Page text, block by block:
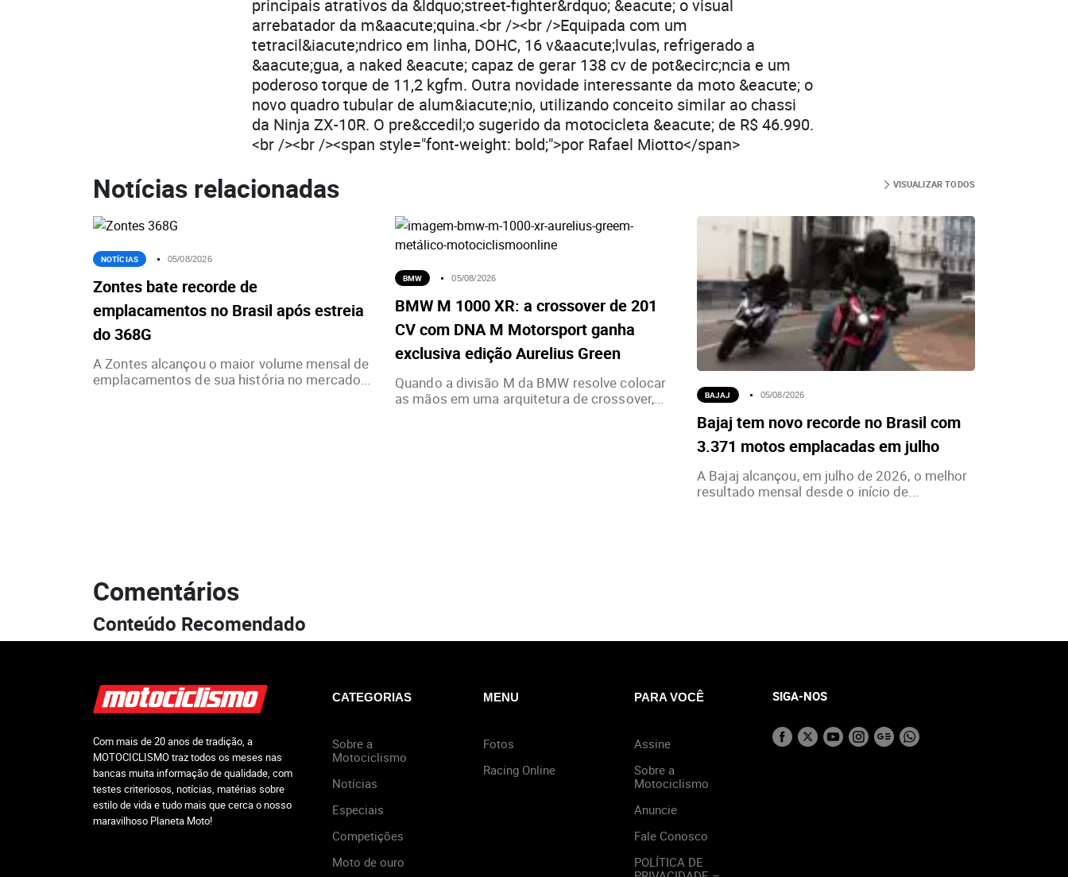
principais atrativos da &ldquo;street-fighter&rdquo; &eacute; o visual
arrebatador da m&aacute;quina.<br /><br />Equipada com um
tetracil&iacute;ndrico em linha, DOHC, 16 v&aacute;lvulas, refrigerado a
&aacute;gua, a naked &eacute; capaz de gerar 138 cv de pot&ecirc;ncia e um
poderoso torque de 11,2 kgfm. Outra novidade interessante da moto &eacute; o
novo quadro tubular de alum&iacute;nio, utilizando conceito similar ao chassi
da Ninja ZX-10R. O pre&ccedil;o sugerido da motocicleta &eacute; de R$ 46.990.
<br /><br /><span style="font-weight: bold;">por Rafael Miotto</span>
Notícias relacionadas VISUALIZAR TODOS
NOTÍCIAS 05/08/2026
Zontes bate recorde de
emplacamentos no Brasil após estreia
do 368G
A Zontes alcançou o maior volume mensal de
emplacamentos de sua história no mercado...
BMW 05/08/2026
BMW M 1000 XR: a crossover de 201
CV com DNA M Motorsport ganha
exclusiva edição Aurelius Green
Quando a divisão M da BMW resolve colocar
as mãos em uma arquitetura de crossover,...
BAJAJ 05/08/2026
Bajaj tem novo recorde no Brasil com
3.371 motos emplacadas em julho
A Bajaj alcançou, em julho de 2026, o melhor
resultado mensal desde o início de...
Comentários
Conteúdo Recomendado
Com mais de 20 anos de tradição, a
MOTOCICLISMO traz todos os meses nas
bancas muita informação de qualidade, com
testes criteriosos, notícias, matérias sobre
estilo de vida e tudo mais que cerca o nosso
maravilhoso Planeta Moto!
CATEGORIAS
Sobre a
Motociclismo
Notícias
Especiais
Competições
Moto de ouro
MENU
Fotos
Racing Online
PARA VOCÊ
Assine
Sobre a
Motociclismo
Anuncie
Fale Conosco
POLÍTICA DE
SIGA-NOS